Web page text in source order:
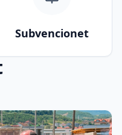
Subvencionet